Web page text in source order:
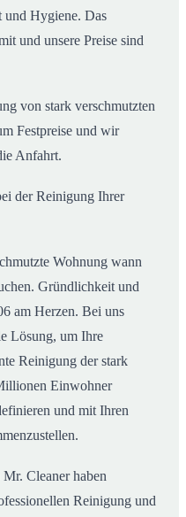
und Hygiene. Das
und unsere Preise sind
von stark verschmutzten
Festpreise und wir
Anfahrt.
der Reinigung Ihrer
Wohnung wann
Gründlichkeit und
am Herzen. Bei uns
Lösung, um Ihre
Reinigung der stark
Einwohner
und mit Ihren
Cleaner haben
Reinigung und